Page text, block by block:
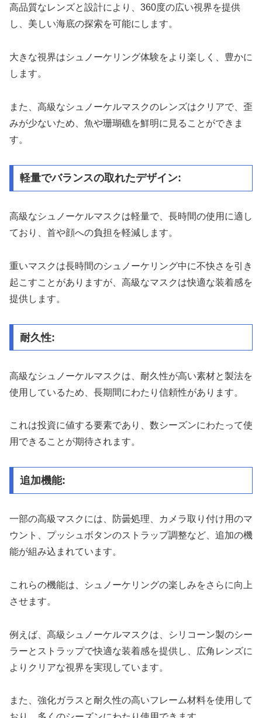
高品質なレンズと設計により、360度の広い視界を提供
し、美しい海底の探索を可能にします。
大きな視界はシュノーケリング体験をより楽しく、豊かに
します。
また、高級なシュノーケルマスクのレンズはクリアで、歪
みが少ないため、魚や珊瑚礁を鮮明に見ることができま
す。
軽量でバランスの取れたデザイン:
高級なシュノーケルマスクは軽量で、長時間の使用に適し
ており、首や顔への負担を軽減します。
重いマスクは長時間のシュノーケリング中に不快さを引き
起こすことがありますが、高級なマスクは快適な装着感を
提供します。
耐久性:
高級なシュノーケルマスクは、耐久性が高い素材と製法を
使用しているため、長期間にわたり信頼性があります。
これは投資に値する要素であり、数シーズンにわたって使
用できることが期待されます。
追加機能:
一部の高級マスクには、防曇処理、カメラ取り付け用のマ
ウント、プッシュボタンのストラップ調整など、追加の機
能が組み込まれています。
これらの機能は、シュノーケリングの楽しみをさらに向上
させます。
例えば、高級シュノーケルマスクは、シリコーン製のシー
ラーとストラップで快適な装着感を提供し、広角レンズに
よりクリアな視界を実現しています。
また、強化ガラスと耐久性の高いフレーム材料を使用して